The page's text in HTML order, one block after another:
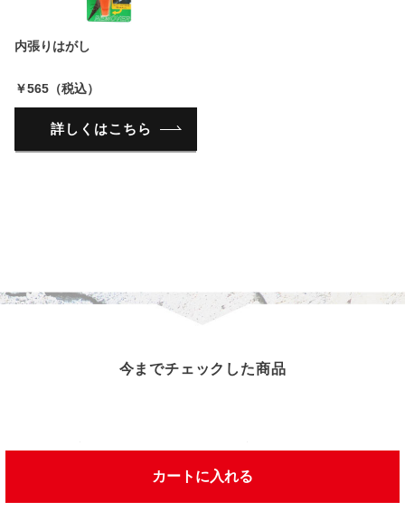
カートに入れる
内張りはがし
￥565（税込）
詳しくはこちら
今までチェックした商品
この商品を見た人は、こんな商品を見ています